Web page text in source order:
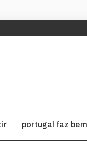
portugal faz bem